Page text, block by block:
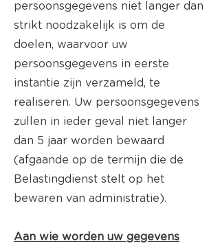
persoonsgegevens niet langer dan
strikt noodzakelijk is om de
doelen, waarvoor uw
persoonsgegevens in eerste
instantie zijn verzameld, te
realiseren. Uw persoonsgegevens
zullen in ieder geval niet langer
dan 5 jaar worden bewaard
(afgaande op de termijn die de
Belastingdienst stelt op het
bewaren van administratie).
Aan wie worden uw gegevens